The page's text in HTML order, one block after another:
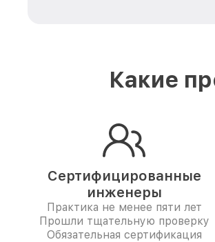
Какие
Сертифицированные
инженеры
Практика не менее пяти лет
Прошли тщательную проверку
Обязательная сертификация